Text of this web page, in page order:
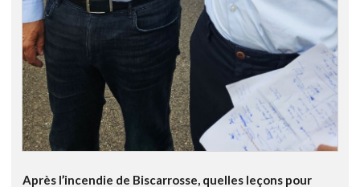
Après l’incendie de Biscarrosse, quelles leçons pour